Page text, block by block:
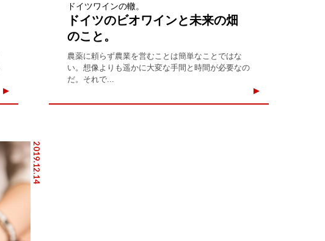
ドイツワインの轍。
ドイツのビオワインと未来の畑
のこと。
農薬に頼らず農業を営むことは簡単なことではな
い。想像よりも遥かに大変な手間と時間が必要なの
だ。それで...
2019.12.14